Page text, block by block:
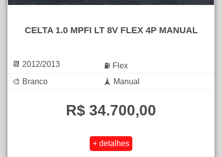
CELTA 1.0 MPFI LT 8V FLEX 4P MANUAL
📆 2012/2013
⛽ Flex
🎨 Branco
🗼 Manual
R$ 34.700,00